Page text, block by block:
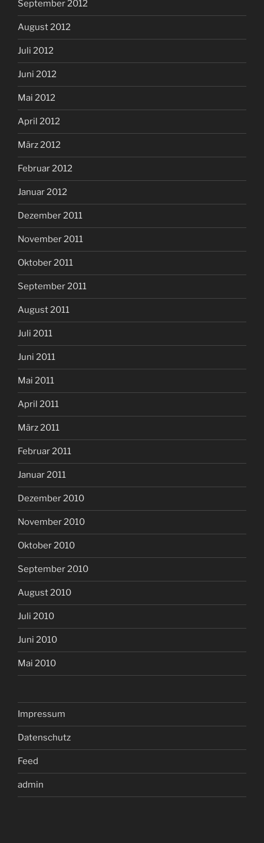
September 2012
August 2012
Juli 2012
Juni 2012
Mai 2012
April 2012
März 2012
Februar 2012
Januar 2012
Dezember 2011
November 2011
Oktober 2011
September 2011
August 2011
Juli 2011
Juni 2011
Mai 2011
April 2011
März 2011
Februar 2011
Januar 2011
Dezember 2010
November 2010
Oktober 2010
September 2010
August 2010
Juli 2010
Juni 2010
Mai 2010
Impressum
Datenschutz
Feed
admin